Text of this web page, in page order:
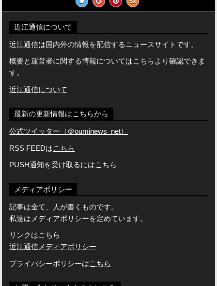
近江通信について
近江通信は国内外の情報を配信するニュースサイトです。
概要と運営者に関する情報についてはこちらより確認できま
す。
近江通信について
最新の更新情報はこちらから
公式ツイッター（＠ouminews_net）
RSS FEEDはこちら
PUSH通知を受け取るにはこちら
メディアポリシー
記事は全て、人が書くものです。
私達はメディアポリシーを定めています。
リンクはこちら
近江通信メディアポリシー
プライバシーポリシーはこちら